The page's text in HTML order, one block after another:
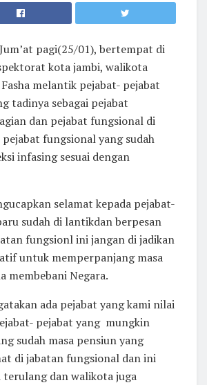
pagi(25/01), bertempat di
kota jambi, walikota
melantik pejabat- pejabat
tadinya sebagai pejabat
dan pejabat fungsional di
fungsional yang sudah
infasing sesuai dengan
selamat kepada pejabat-
sudah di lantikdan berpesan
fungsionl ini jangan di jadikan
untuk memperpanjang masa
membebani Negara.
ada pejabat yang kami nilai
pejabat yang mungkin
sudah masa pensiun yang
di jabatan fungsional dan ini
terulang dan walikota juga